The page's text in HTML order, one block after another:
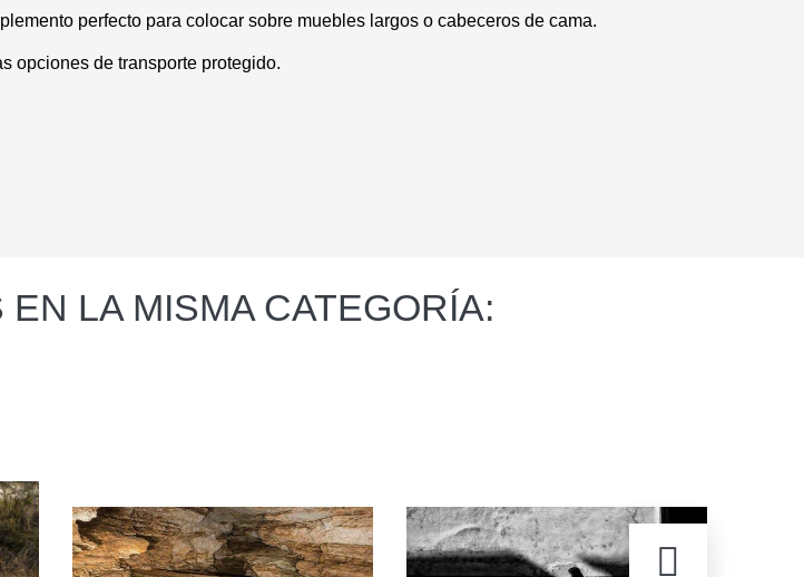
perfecto para colocar sobre muebles largos o cabeceros de cama.
opciones de transporte protegido.
LA MISMA CATEGORÍA: